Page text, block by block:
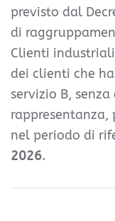
previsto dal
di
Clienti
dei clienti che
servizio B,
rappresentanza,
nel periodo di
2026.